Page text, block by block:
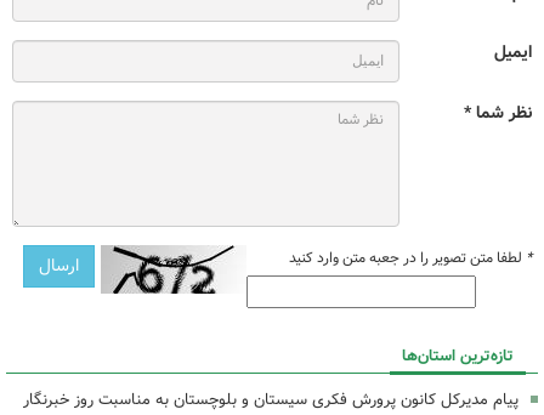
ایمیل
نظر شما *
* لطفا متن تصویر را در جعبه متن وارد کنید
تازه‌ترین استان‌ها
پیام مدیرکل کانون پرورش فکری سیستان و بلوچستان به مناسبت روز خبرنگار